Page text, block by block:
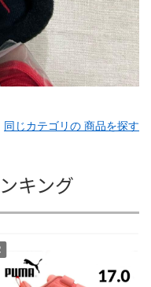
同じカテゴリの 商品を探す
キング